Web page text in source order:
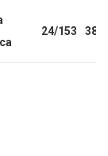
24/153 385